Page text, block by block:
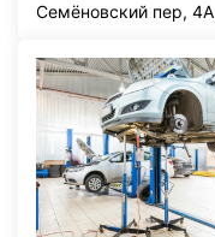
Семёновский пер, 4А